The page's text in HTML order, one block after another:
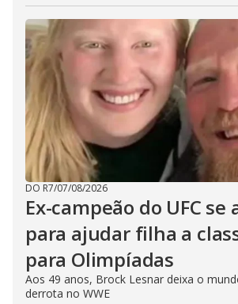
DO R7/07/08/2026
Ex-campeão do UFC se
para ajudar filha a
para Olimpíadas
Aos 49 anos, Brock Lesnar deixa o
derrota no WWE